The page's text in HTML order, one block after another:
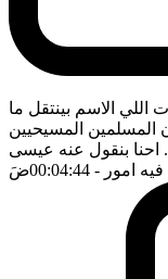
اللي الاسم بينتقل ما
المسلمين المسيحيين
بنقول عنه عيسى
امور - 00:04:44 ضَ